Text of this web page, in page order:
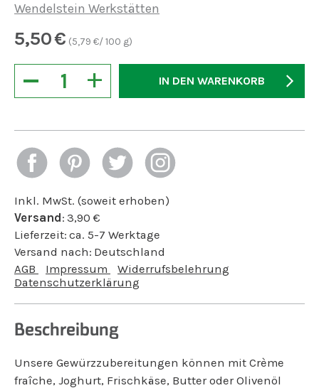
Wendelstein Werkstätten
5,50€ (5,79 €/ 100 g)
+
− IN DEN WARENKORB
Inkl. MwSt. (soweit erhoben)
Versand: 3,90 €
Lieferzeit: ca. 5-7 Werktage
Versand nach: Deutschland
AGB
Impressum
Widerrufsbelehrung
Datenschutzerklärung
Beschreibung
Unsere Gewürzzubereitungen können mit Crème
fraîche, Joghurt, Frischkäse, Butter oder Olivenöl